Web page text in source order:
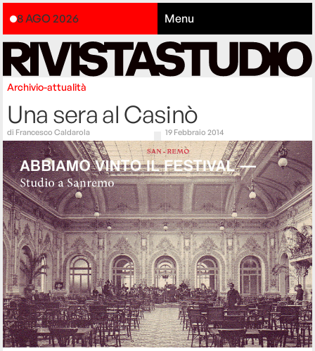
8 AGO 2026 Menu
Archivio-attualità
Una sera al Casinò
di Francesco Caldarola 19 Febbraio 2014